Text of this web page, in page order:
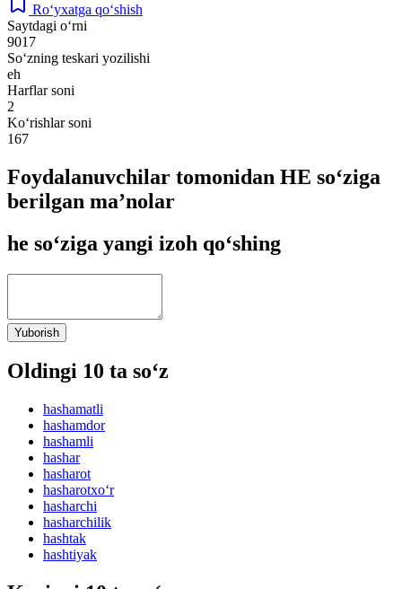
Ro‘yxatga qo‘shish
Saytdagi o‘rni
9017
So‘zning teskari yozilishi
eh
Harflar soni
2
Ko‘rishlar soni
167
Foydalanuvchilar tomonidan HE so‘ziga
berilgan ma’nolar
he so‘ziga yangi izoh qo‘shing
Yuborish
Oldingi 10 ta so‘z
hashamatli
hashamdor
hashamli
hashar
hasharot
hasharotxo‘r
hasharchi
hasharchilik
hashtak
hashtiyak